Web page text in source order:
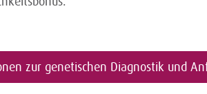
zur genetischen Diagnostik und